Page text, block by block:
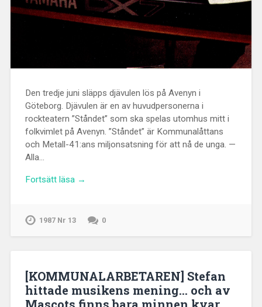
Den tredje juni släpps djävulen lös på Avenyn i
Göteborg. Djävulen är en av huvudpersonerna i
rockteatern ”Ståndet” som ska spelas utomhus mitt i
folkvimlet på Avenyn. ”Ståndet” är Kommunalåttans
och Metall-41:ans miljonsatsning för att nå de unga. —
Alla…
Fortsätt läsa →
1987 Nr 13 0
[KOMMUNALARBETAREN] Stefan
hittade musikens mening… och av